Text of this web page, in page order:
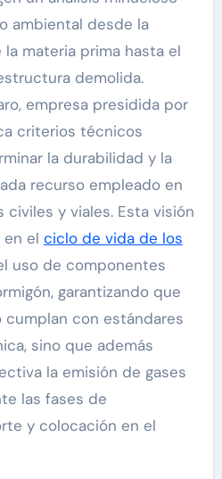
ambiental desde la
materia prima hasta el
demolida.
empresa presidida por
criterios técnicos
la durabilidad y la
recurso empleado en
civiles y viales. Esta visión
el ciclo de vida de los
uso de componentes
garantizando que
con estándares
sino que además
la emisión de gases
las fases de
y colocación en el